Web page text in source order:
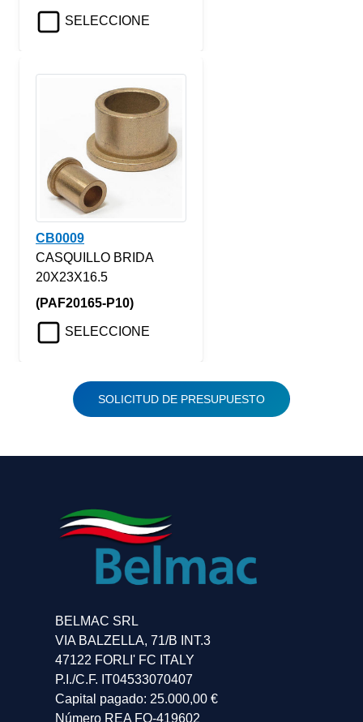
SELECCIONE
CB0009
CASQUILLO BRIDA
20X23X16.5
(PAF20165-P10)
SELECCIONE
SOLICITUD DE PRESUPUESTO
BELMAC SRL
VIA BALZELLA, 71/B INT.3
47122 FORLI' FC ITALY
P.I./C.F. IT04533070407
Capital pagado: 25.000,00 €
Número REA FO-419602